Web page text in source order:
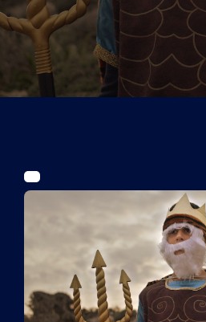
Tickets
Kurier Romy 2026